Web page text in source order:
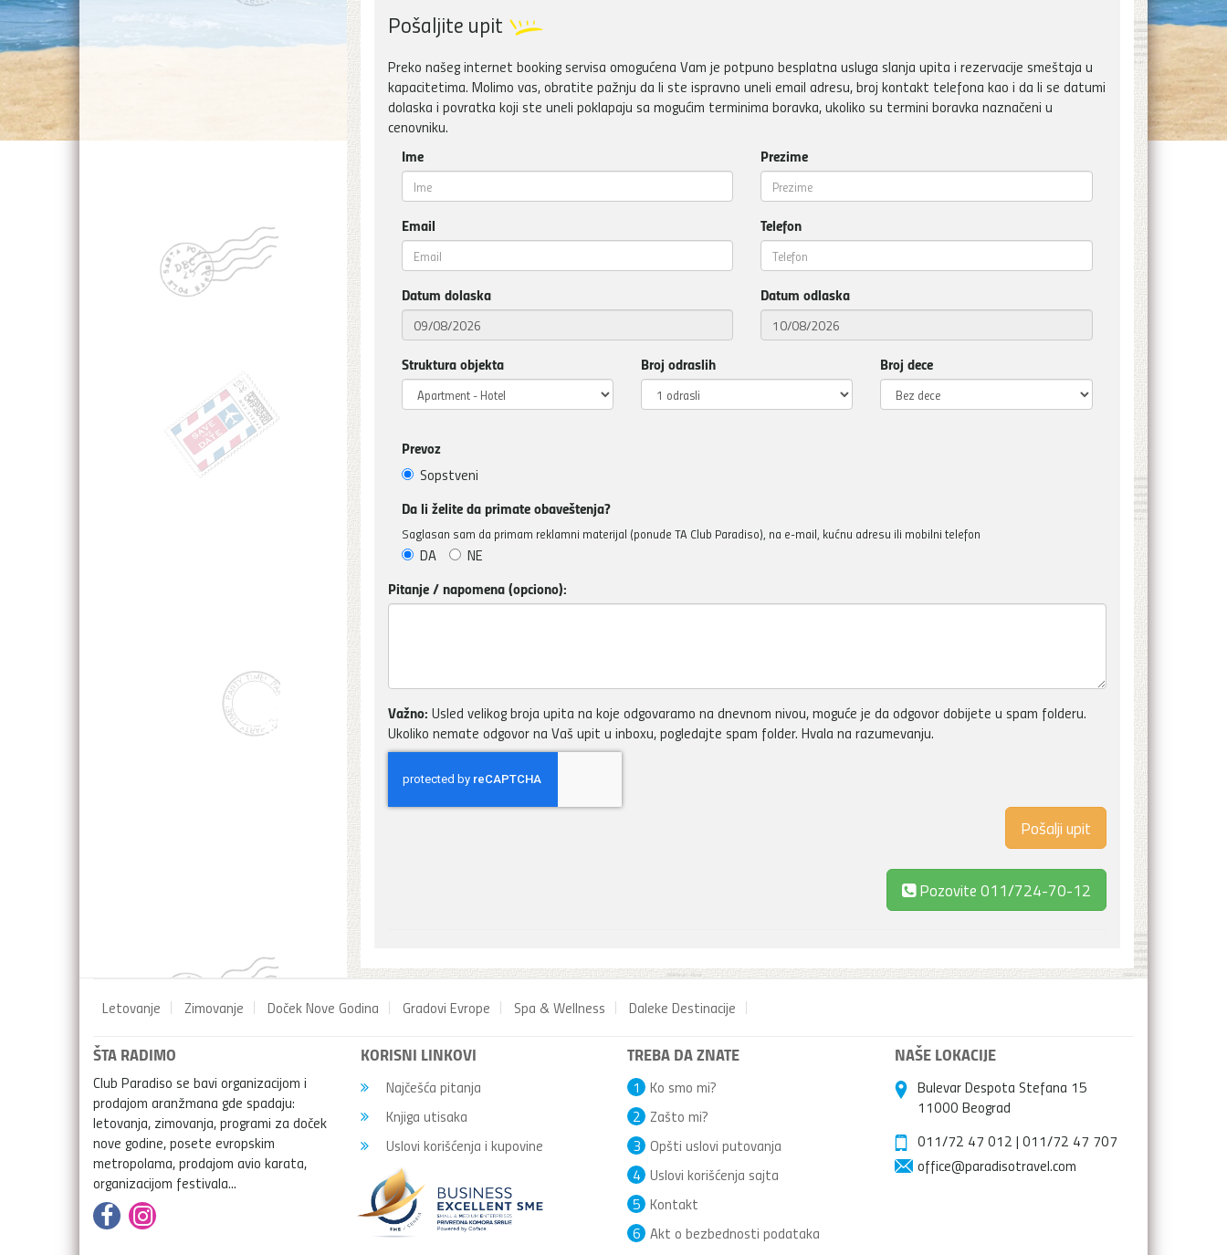
Pošaljite upit
Preko našeg internet booking servisa omogućena Vam je potpuno besplatna usluga slanja upita i rezervacije smeštaja u
kapacitetima. Molimo vas, obratite pažnju da li ste ispravno uneli email adresu, broj kontakt telefona kao i da li se datumi
dolaska i povratka koji ste uneli poklapaju sa mogućim terminima boravka, ukoliko su termini boravka naznačeni u
cenovniku.
Ime Prezime
Email Telefon
Datum dolaska Datum odlaska
Struktura objekta Broj odraslih Broj dece
Prevoz
Sopstveni
Da li želite da primate obaveštenja?
Saglasan sam da primam reklamni materijal (ponude TA Club Paradiso), na e-mail, kućnu adresu ili mobilni telefon
DA NE
Pitanje / napomena (opciono):
Važno: Usled velikog broja upita na koje odgovaramo na dnevnom nivou, moguće je da odgovor dobijete u spam folderu.
Ukoliko nemate odgovor na Vaš upit u inboxu, pogledajte spam folder. Hvala na razumevanju.
Pozovite 011/724-70-12
Letovanje Zimovanje Doček Nove Godina Gradovi Evrope Spa & Wellness Daleke Destinacije
ŠTA RADIMO
Club Paradiso se bavi organizacijom i
prodajom aranžmana gde spadaju:
letovanja, zimovanja, programi za doček
nove godine, posete evropskim
metropolama, prodajom avio karata,
organizacijom festivala...
KORISNI LINKOVI
Najčešća pitanja
Knjiga utisaka
Uslovi korišćenja i kupovine
TREBA DA ZNATE
Ko smo mi?
1
Zašto mi?
2
Opšti uslovi putovanja
3
Uslovi korišćenja sajta
4
Kontakt
5
Akt o bezbednosti podataka
6
NAŠE LOKACIJE
Bulevar Despota Stefana 15
11000 Beograd
011/72 47 012 | 011/72 47 707
office@paradisotravel.com